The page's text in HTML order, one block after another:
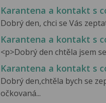
Karantena a kontakt s
Dobrý den, chci se Vás
Karantena a kontakt s
<p>Dobrý den chtěla jsem
Karantena a kontakt s
Dobrý den,chtěla bych se
očkovaná...